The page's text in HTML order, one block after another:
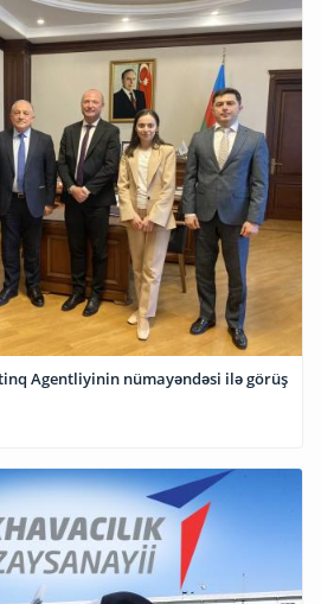
Agentliyinin nümayəndəsi ilə görüş